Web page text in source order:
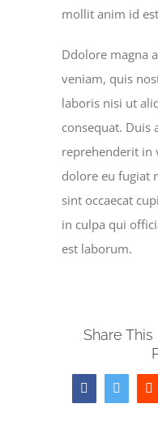
mollit anim id
Ddolore magna
veniam, quis
laboris nisi ut
consequat. Duis
reprehenderit in
dolore eu fugiat
sint occaecat
in culpa qui
est laborum.
Share
FacebookTwitter